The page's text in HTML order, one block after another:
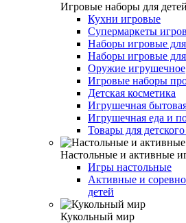
Игровые наборы для детей
Кухни игровые
Супермаркеты
Наборы игровые
Наборы игровые
Оружие игрушечное
Игровые наборы
Детская косметика
Игрушечная
Игрушечная еда и
Товары для детского
Настольные и активные
Игры настольные
Активные и
детей
Кукольный мир